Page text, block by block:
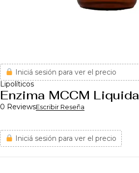
Iniciá sesión para ver el precio
Lipolíticos
Enzima MCCM Liquida
0 ReviewsEscribir Reseña
Iniciá sesión para ver el precio